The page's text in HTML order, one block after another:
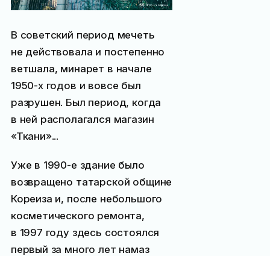
В советский период мечеть
не действовала и постепенно
ветшала, минарет в начале
1950-х годов и вовсе был
разрушен. Был период, когда
в ней располагался магазин
«Ткани»...
Уже в 1990-е здание было
возвращено татарской общине
Кореиза и, после небольшого
косметического ремонта,
в 1997 году здесь состоялся
первый за много лет намаз